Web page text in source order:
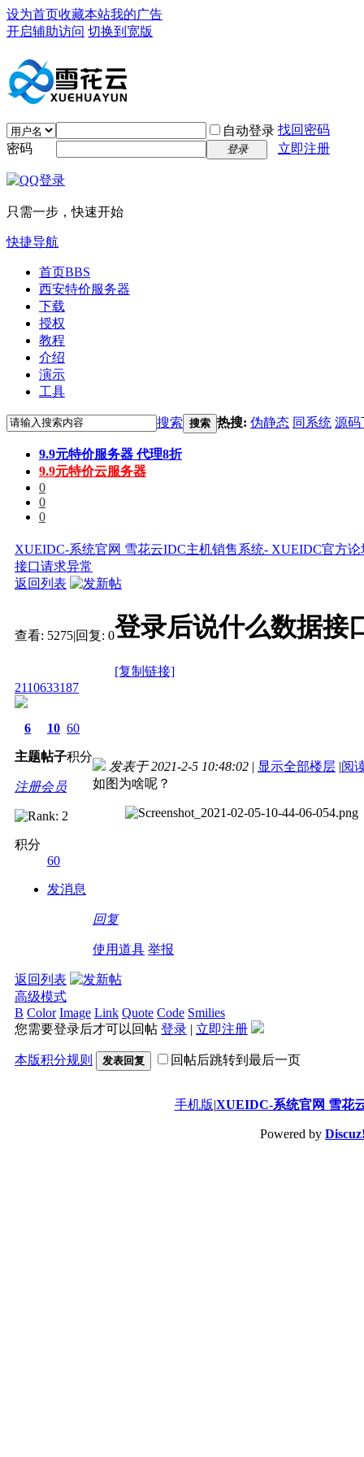
设为首页收藏本站我的广告
开启辅助访问 切换到宽版
自动登录 找回密码
密码
登录 立即注册
只需一步，快速开始
快捷导航
首页BBS
西安特价服务器
下载
授权
教程
介绍
演示
工具
搜索 搜索 热搜: 伪静态 同系统 源码
9.9元特价服务器 代理8折
9.9元特价云服务器
0
0
0
XUEIDC-系统官网 雪花云IDC主机销售系统- XUEIDC官方
接口请求异常
返回列表
查看: 5275|回复: 0登录后说什么数据接
[复制链接]
2110633187
6
主题
10
帖子
60
积分
注册会员
积分
60
发消息
发表于 2021-2-5 10:48:02 | 显示全部楼层 |阅
如图为啥呢？
回复
使用道具 举报
返回列表
高级模式
B Color Image Link Quote Code Smilies
您需要登录后才可以回帖 登录 | 立即注册
本版积分规则 发表回复 回帖后跳转到最后一页
手机版|XUEIDC-系统官网 雪花
Powered by